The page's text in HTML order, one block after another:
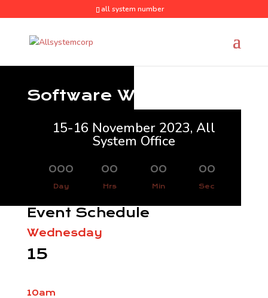
all system number
Software Workshop
15-16 November 2023, All
System Office
000
Day
00
Hrs
00
Min
00
Sec
Event Schedule
Wednesday
15
10am